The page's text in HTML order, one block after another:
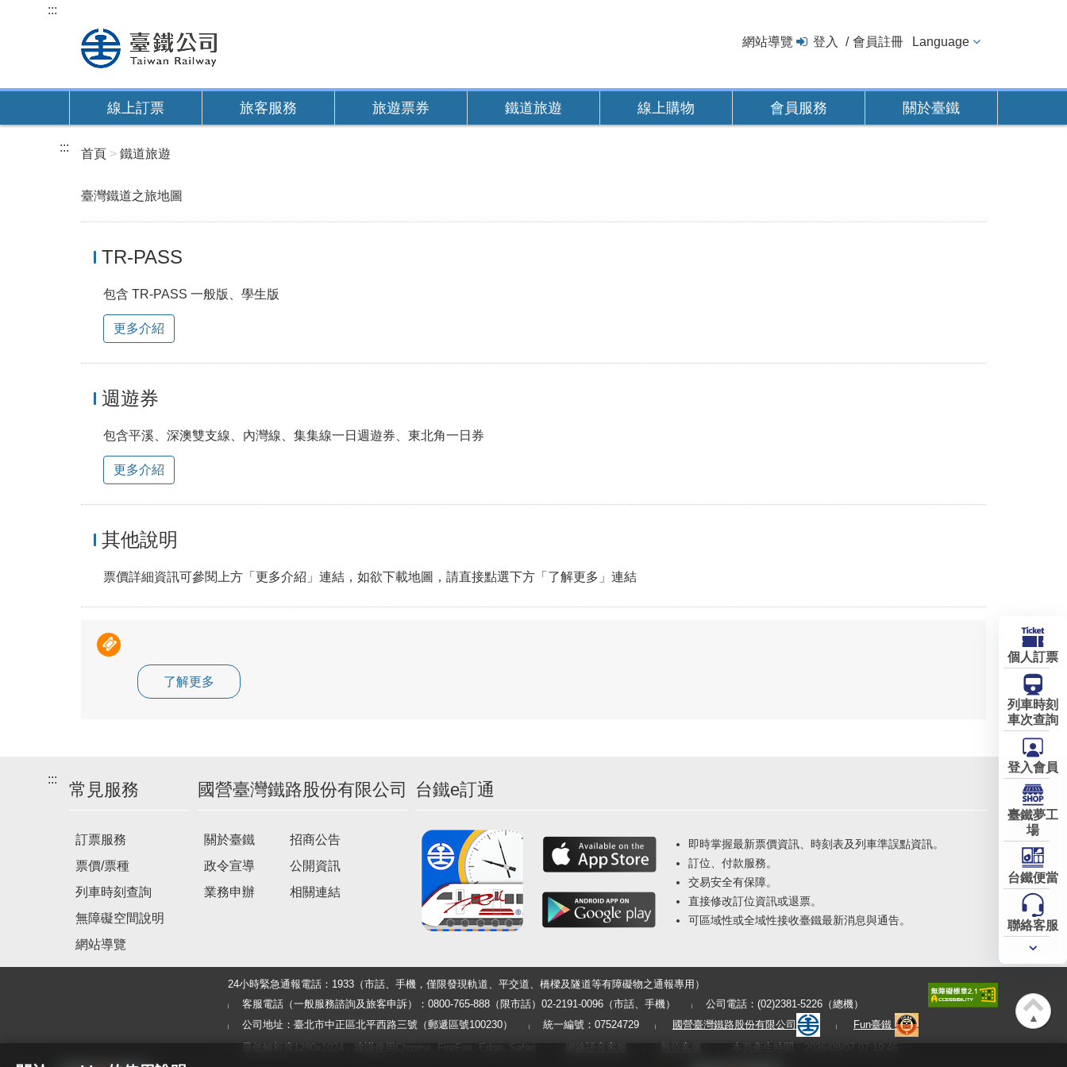
內
:::
網站導覽 登入 會員註冊 Language
線上訂票 旅客服務 旅遊票券 鐵道旅遊 線上購物 會員服務 關於臺鐵
::: 首頁 鐵道旅遊
臺灣鐵道之旅地圖
TR-PASS
包含 TR-PASS 一般版、學生版
更多介紹
週遊券
包含平溪、深澳雙支線、內灣線、集集線一日週遊券、東北角一日券
更多介紹
其他說明
票價詳細資訊可參閱上方「更多介紹」連結，如欲下載地圖，請直接點選下方「了解更多」連結
了解更多
:::
常見服務
訂票服務
票價/票種
列車時刻查詢
無障礙空間說明
網站導覽
國營臺灣鐵路股份有限公司
關於臺鐵
政令宣導
業務申辦
招商公告
公開資訊
相關連結
台鐵e訂通
即時掌握最新票價資訊、時刻表及列車準誤點資訊。
訂位、付款服務。
交易安全有保障。
直接修改訂位資訊或退票。
可區域性或全域性接收臺鐵最新消息與通告。
24小時緊急通報電話：1933（市話、手機，僅限發現軌道、平交道、橋樑及隧道等有障礙物之通報專用）
客服電話（一般服務諮詢及旅客申訴）：0800-765-888（限市話）02-2191-0096（市話、手機）
公司電話：(02)2381-5226（總機）
公司地址：臺北市中正區北平西路三號（郵遞區號100230）
統一編號：07524729 國營臺灣鐵路股份有限公司
Fun臺鐵
最低解析度1280x1024，建議使用Chrome, FireFox, Edge, Safari
網路語音客服 數位客服 本頁產生時間：2026/08/07 07:19:46
個人訂票
列車時刻
車次查詢
登入會員
臺鐵夢工
場
台鐵便當
聯絡客服
常用
▲